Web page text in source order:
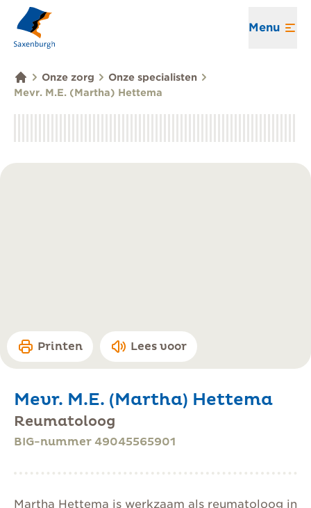
Menu
Onze zorg
Onze specialisten
Mevr. M.E. (Martha) Hettema
Printen Lees voor
Mevr. M.E. (Martha) Hettema
Reumatoloog
BIG-nummer 49045565901
Martha Hettema is werkzaam als reumatoloog in